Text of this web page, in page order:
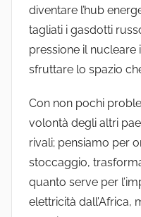
diventare l’hub
tagliati i gasdotti
pressione il nucleare
sfruttare lo spazio
Con non pochi
volontà degli altri
rivali; pensiamo per
stoccaggio,
quanto serve per
elettricità dall’Africa,